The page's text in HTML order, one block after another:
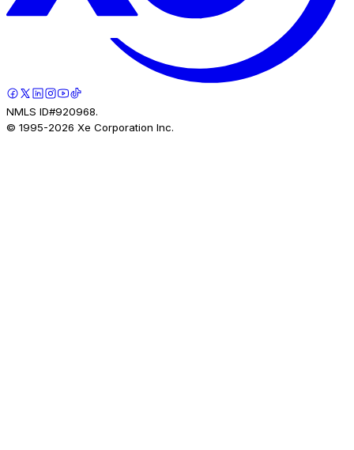
NMLS ID#920968.
© 1995-2026 Xe Corporation Inc.